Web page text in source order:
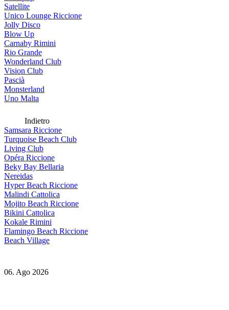
Satellite
Unico Lounge Riccione
Jolly Disco
Blow Up
Carnaby Rimini
Rio Grande
Wonderland Club
Vision Club
Pascià
Monsterland
Uno Malta
Indietro
Samsara Riccione
Turquoise Beach Club
Living Club
Opéra Riccione
Beky Bay Bellaria
Nereidas
Hyper Beach Riccione
Malindi Cattolica
Mojito Beach Riccione
Bikini Cattolica
Kokale Rimini
Flamingo Beach Riccione
Beach Village
06. Ago 2026